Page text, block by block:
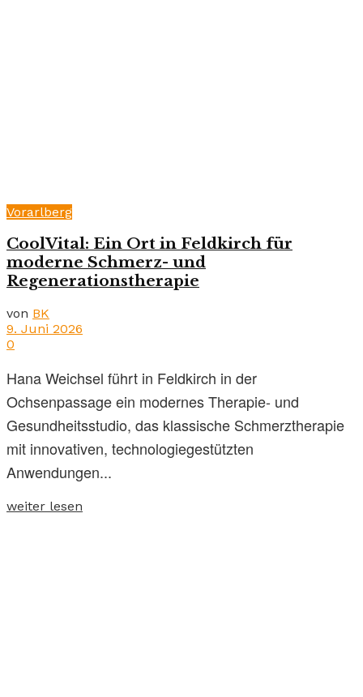
Vorarlberg
CoolVital: Ein Ort in Feldkirch für
moderne Schmerz- und
Regenerationstherapie
von BK
9. Juni 2026
0
Hana Weichsel führt in Feldkirch in der
Ochsenpassage ein modernes Therapie- und
Gesundheitsstudio, das klassische Schmerztherapie
mit innovativen, technologiegestützten
Anwendungen...
weiter lesen